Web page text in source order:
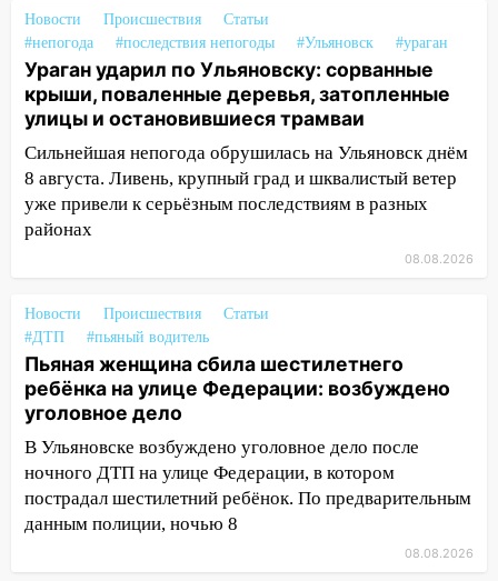
закончится сегодня: сильные ливни
сохранятся 9 августа
13:15 Трижды «брал в долг» без спроса:
житель Вешкаймского района похитил у
знакомого 191 тысячу рублей
13:14 Ураган оторвал светофор на
проспекте Филатова в Ульяновске
13:12
Новгородской в Ульяновске и рухнуло
13:10
В Заволжском районе дерево
упало во дворе
13:08 Ураган ударил по Ульяновску:
сорванные крыши, поваленные деревья,
затопленные улицы и остановившиеся
трамваи
12:17 Ульяновск накрыл крупный град:
после ливня город снова уходит под
Новости Происшествия
Статьи
#непогода
#последствия непогоды #Ульяновск #ураган
Ураган ударил по Ульяновску: сорванные
крыши, поваленные деревья, затопленные
улицы и остановившиеся трамваи
Сильнейшая непогода обрушилась на Ульяновск днём
8 августа. Ливень, крупный град и шквалистый ветер
уже привели к серьёзным последствиям в разных
районах
08.08.2026
Новости Происшествия
Статьи
#ДТП
#пьяный водитель
Пьяная женщина сбила шестилетнего
ребёнка на улице Федерации: возбуждено
уголовное дело
В Ульяновске возбуждено уголовное дело после
ночного ДТП на улице Федерации, в котором
пострадал шестилетний ребёнок. По предварительным
данным полиции, ночью 8
08.08.2026